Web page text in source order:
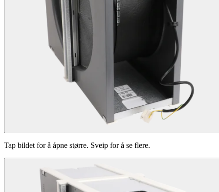
Tap bildet for å åpne større. Sveip for å se flere.